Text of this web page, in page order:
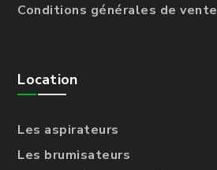
Conditions générales de vente
Location
Les aspirateurs
Les brumisateurs